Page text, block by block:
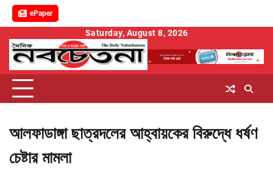
ePaper
content
Saturday, August 8, 2026
আলফাডাঙ্গা ছাত্রদলের আহ্বায়কের বিরুদ্ধে ধর্ষণ
চেষ্টার মামলা